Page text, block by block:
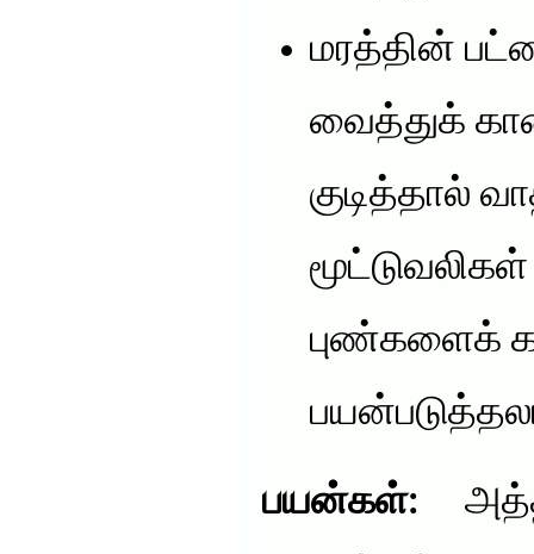
மரத்தின்
வைத்துக்
குடித்தால்
புண்களைக்
பயன்கள்: